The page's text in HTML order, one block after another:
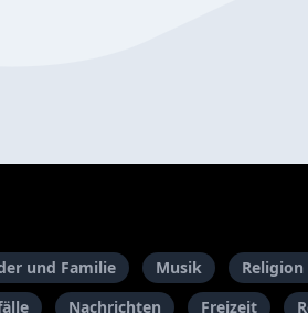
und Familie Musik
Nachrichten Freizeit